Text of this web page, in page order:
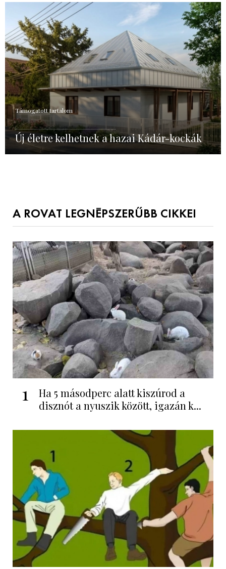
Támogatott tartalom
Új életre kelhetnek a hazai Kádár-kockák
A ROVAT LEGNÉPSZERŰBB CIKKEI
1
Ha 5 másodperc alatt kiszúrod a
disznót a nyuszik között, igazán k...